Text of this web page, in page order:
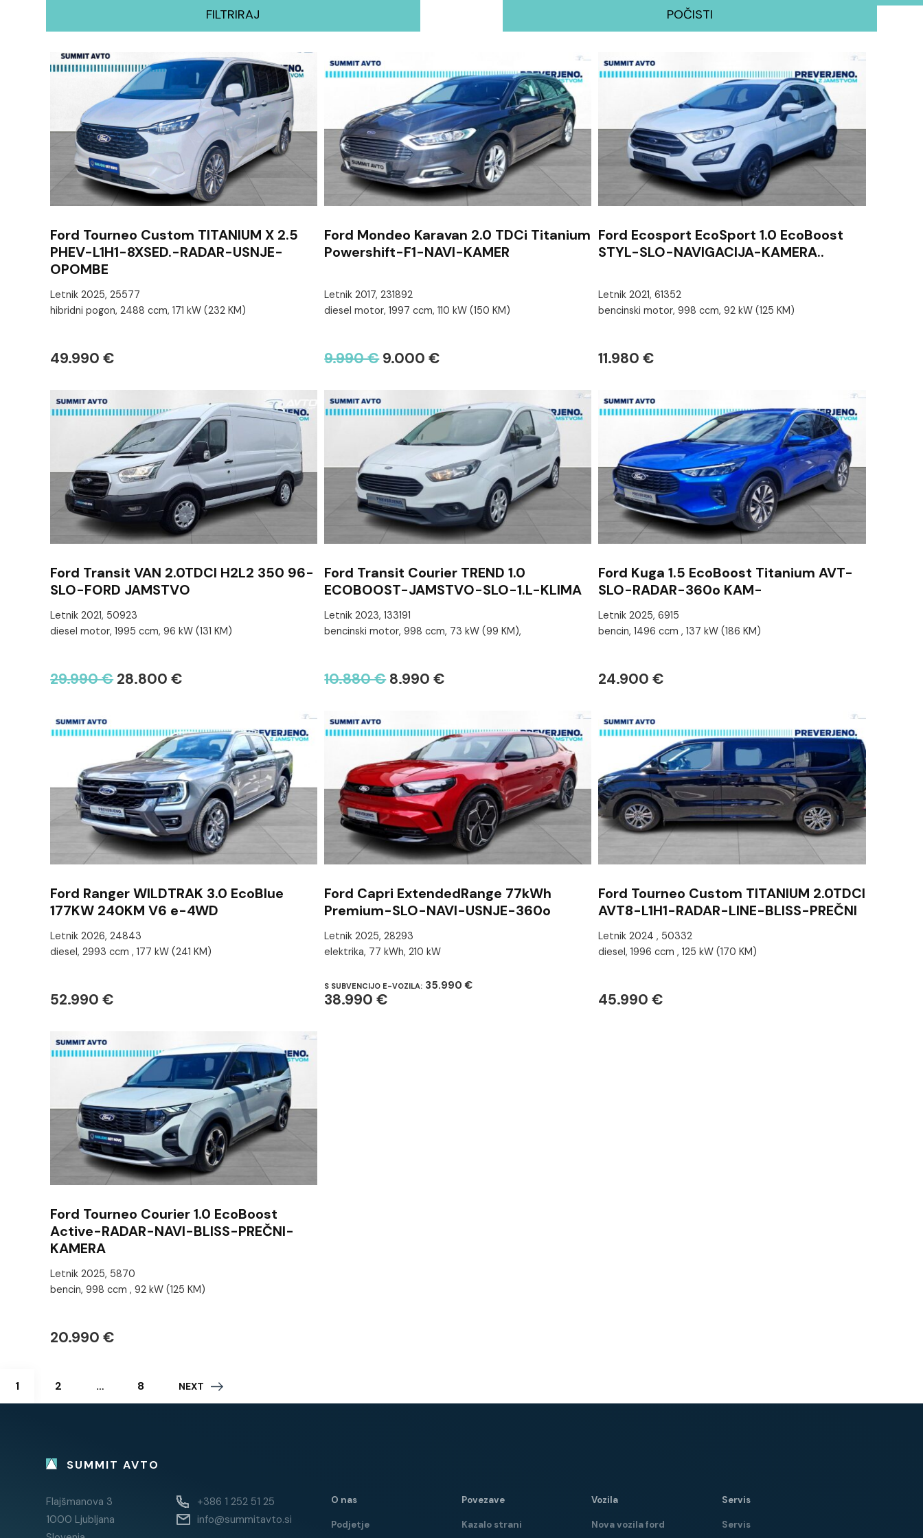
Ford Tourneo Custom TITANIUM X 2.5
PHEV-L1H1-8XSED.-RADAR-USNJE-
OPOMBE
Letnik 2025, 25577
hibridni pogon, 2488 ccm, 171 kW (232 KM)
49.990 €
Ford Mondeo Karavan 2.0 TDCi Titanium
Powershift-F1-NAVI-KAMER
Letnik 2017, 231892
diesel motor, 1997 ccm, 110 kW (150 KM)
9.990 € 9.000 €
Ford Ecosport EcoSport 1.0 EcoBoost
STYL-SLO-NAVIGACIJA-KAMERA..
Letnik 2021, 61352
bencinski motor, 998 ccm, 92 kW (125 KM)
11.980 €
Ford Transit VAN 2.0TDCI H2L2 350 96-
SLO-FORD JAMSTVO
Letnik 2021, 50923
diesel motor, 1995 ccm, 96 kW (131 KM)
29.990 € 28.800 €
Ford Transit Courier TREND 1.0
ECOBOOST-JAMSTVO-SLO-1.L-KLIMA
Letnik 2023, 133191
bencinski motor, 998 ccm, 73 kW (99 KM),
10.880 € 8.990 €
Ford Kuga 1.5 EcoBoost Titanium AVT-
SLO-RADAR-360o KAM-
Letnik 2025, 6915
bencin, 1496 ccm , 137 kW (186 KM)
24.900 €
Ford Ranger WILDTRAK 3.0 EcoBlue
177KW 240KM V6 e-4WD
Letnik 2026, 24843
diesel, 2993 ccm , 177 kW (241 KM)
52.990 €
Ford Capri ExtendedRange 77kWh
Premium-SLO-NAVI-USNJE-360o
Letnik 2025, 28293
elektrika, 77 kWh, 210 kW
38.990 €
S SUBVENCIJO E-VOZILA: 35.990 €
Ford Tourneo Custom TITANIUM 2.0TDCI
AVT8-L1H1-RADAR-LINE-BLISS-PREČNI
Letnik 2024 , 50332
diesel, 1996 ccm , 125 kW (170 KM)
45.990 €
Ford Tourneo Courier 1.0 EcoBoost
Active-RADAR-NAVI-BLISS-PREČNI-
KAMERA
Letnik 2025, 5870
bencin, 998 ccm , 92 kW (125 KM)
20.990 €
Posts
PAGE
1 PAGE
2 … PAGE
8 NEXT
FILTRIRAJ POČISTI
SUMMIT AVTO
Flajšmanova 3
1000 Ljubljana
+386 1 252 51 25
info@summitavto.si
O nas
Podjetje
Povezave
Kazalo strani
Vozila
Nova vozila ford
Servis
Servis